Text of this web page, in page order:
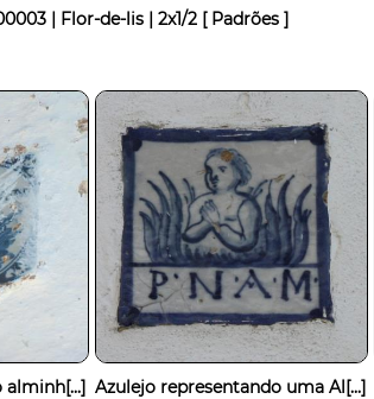
| Flor-de-lis | 2x1/2 [ Padrões ]
alminh[...] Azulejo representando uma Al[...]